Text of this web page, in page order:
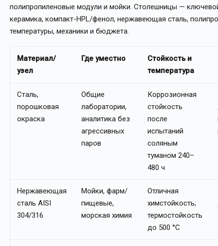
полипропиленовые модули и мойки. Столешницы —
керамика, компакт-HPL/фенол, нержавеющая сталь,
температуры, механики и бюджета.
Материал/
узел
Где уместно
Стойкость и
температура
Сталь,
порошковая
окраска
Общие
лаборатории,
аналитика без
агрессивных
паров
Коррозионная
стойкость
после
испытаний
соляным
туманом 240–
480 ч
Нержавеющая
сталь AISI
304/316
Мойки, фарм/
пищевые,
морская химия
Отличная
химстойкость;
термостойкость
до 500 °C